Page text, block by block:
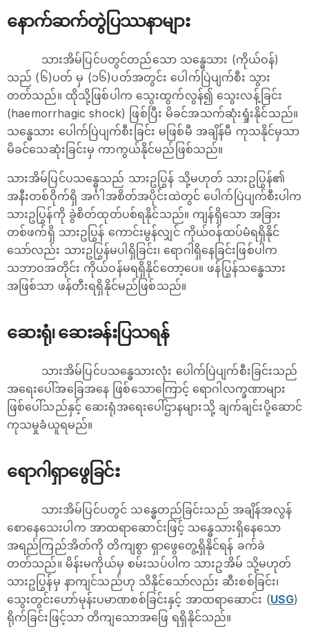
နောက်ဆက်တွဲပြဿနာများ
သားအိမ်ပြင်ပတွင်တည်သော သန္ဓေသား (ကိုယ်ဝန်)
သည် (၆)ပတ် မှ (၁၆)ပတ်အတွင်း ပေါက်ပြဲပျက်စီး သွား
တတ်သည်။ ထိုသို့ဖြစ်ပါက သွေးထွက်လွန်၍ သွေးလန့်ခြင်း
(haemorrhagic shock) ဖြစ်ပြီး မိခင်အသက်ဆုံးရှုံးနိုင်သည်။
သန္ဓေသား ပေါက်ပြဲပျက်စီးခြင်း မဖြစ်မီ အချိန်မီ ကုသနိုင်မှသာ
မိခင်သေဆုံးခြင်းမှ ကာကွယ်နိုင်မည်ဖြစ်သည်။
သားအိမ်ပြင်ပသန္ဓေသည် သားဥပြွန် သို့မဟုတ် သားဥပြွန်၏
အနီးတစ်ဝိုက်ရှိ အင်္ဂါအစိတ်အပိုင်းထဲတွင် ပေါက်ပြဲပျက်စီးပါက
သားဥပြွန်ကို ခွဲစိတ်ထုတ်ပစ်ရနိုင်သည်။ ကျန်ရှိသော အခြား
တစ်ဖက်ရှိ သားဥပြွန် ကောင်းမွန်လျှင် ကိုယ်ဝန်ထပ်မံရရှိနိုင်
သော်လည်း သားဥပြွန်မပါရှိခြင်း၊ ရောဂါရှိနေခြင်းဖြစ်ပါက
သဘာဝအတိုင်း ကိုယ်ဝန်မရရှိနိုင်တော့ပေ။ ဖန်ပြွန်သန္ဓေသား
အဖြစ်သာ ဖန်တီးရရှိနိုင်မည်ဖြစ်သည်။
ဆေးရုံ၊ ဆေးခန်းပြသရန်
သားအိမ်ပြင်ပသန္ဓေသားလုံး ပေါက်ပြဲပျက်စီးခြင်းသည်
အရေးပေါ်အခြေအနေ ဖြစ်သောကြောင့် ရောဂါလက္ခဏာများ
ဖြစ်ပေါ်သည်နှင့် ဆေးရုံအရေးပေါ်ဌာနများသို့ ချက်ချင်းပို့ဆောင်
ကုသမှုခံယူရမည်။
ရောဂါရှာဖွေခြင်း
သားအိမ်ပြင်ပတွင် သန္ဓေတည်ခြင်းသည် အချိန်အလွန်
စောနေသေးပါက အာထရာဆောင်းဖြင့် သန္ဓေသားရှိနေသော
အရည်ကြည်အိတ်ကို တိကျစွာ ရှာဖွေတွေ့ရှိနိုင်ရန် ခက်ခဲ
တတ်သည်။ မိန်းမကိုယ်မှ စမ်းသပ်ပါက သားဥအိမ် သို့မဟုတ်
သားဥပြွန်မှ နာကျင်သည်ဟု သိနိုင်သော်လည်း ဆီးစစ်ခြင်း၊
သွေးတွင်းဟော်မုန်းပမာဏစစ်ခြင်းနှင့် အာထရာဆောင်း (USG)
ရိုက်ခြင်းဖြင့်သာ တိကျသောအဖြေ ရရှိနိုင်သည်။